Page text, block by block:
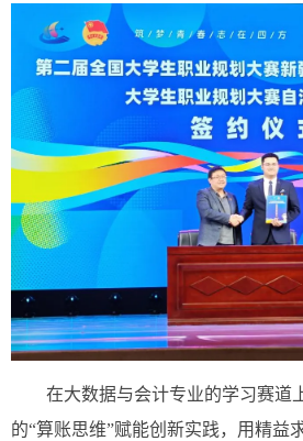
在大数据与会计专业的学习赛道
的“算账思维”赋能创新实践，用精益